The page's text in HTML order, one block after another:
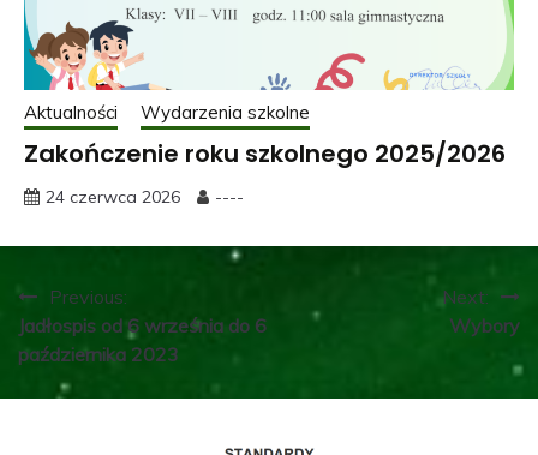
Aktualności Wydarzenia szkolne
Zakończenie roku szkolnego 2025/2026
24 czerwca 2026 ----
Nawigacja
wpisu
Previous:
Jadłospis od 6 września do 6
października 2023
Next:
Wybory